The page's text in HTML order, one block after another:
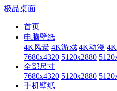
极品桌面
首页
电脑壁纸
4K风景 4K游戏 4K动漫
7680x4320 5120x2880
全部尺寸
7680x4320 5120x2880
手机壁纸